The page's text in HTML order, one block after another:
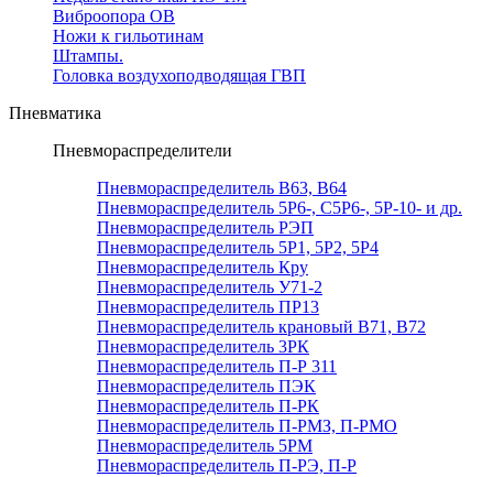
Виброопора ОВ
Ножи к гильотинам
Штампы.
Головка воздухоподводящая ГВП
Пневматика
Пневмораспределители
Пневмораспределитель В63, В64
Пневмораспределитель 5Р6-, С5Р6-, 5Р-10- и др.
Пневмораспределитель РЭП
Пневмораспределитель 5Р1, 5Р2, 5Р4
Пневмораспределитель Кру
Пневмораспределитель У71-2
Пневмораспределитель ПР13
Пневмораспределитель крановый В71, В72
Пневмораспределитель 3РК
Пневмораспределитель П-Р 311
Пневмораспределитель ПЭК
Пневмораспределитель П-РК
Пневмораспределитель П-РМЗ, П-РМО
Пневмораспределитель 5РМ
Пневмораспределитель П-РЭ, П-Р